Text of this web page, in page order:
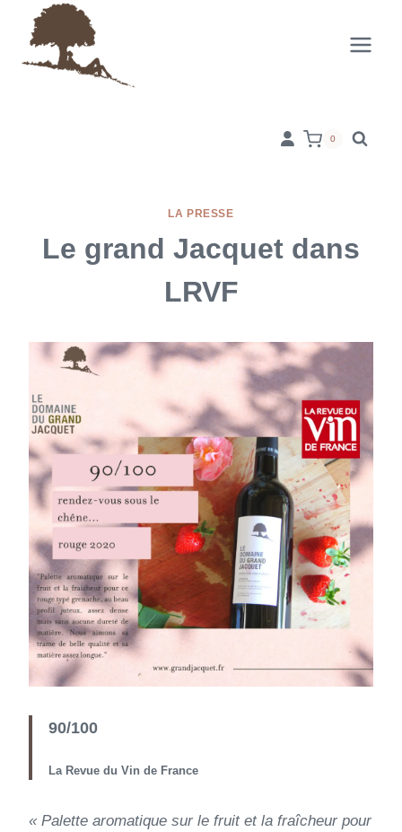
contenu
0
LA PRESSE
Le grand Jacquet dans
LRVF
90/100
La Revue du Vin de France
« Palette aromatique sur le fruit et la fraîcheur pour